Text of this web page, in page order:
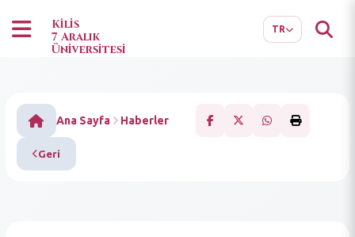
Kilis
7 Aralık
Üniversitesi
TR
Ana Sayfa Haberler
Geri